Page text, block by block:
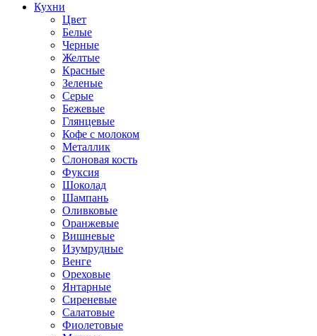
Кухни
Цвет
Белые
Черные
Желтые
Красные
Зеленые
Серые
Бежевые
Глянцевые
Кофе с молоком
Металлик
Слоновая кость
Фуксия
Шоколад
Шампань
Оливковые
Оранжевые
Вишневые
Изумрудные
Венге
Ореховые
Янтарные
Сиреневые
Салатовые
Фиолетовые